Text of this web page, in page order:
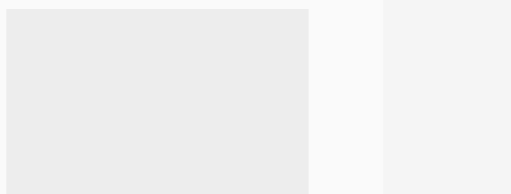
Privacidade do Canaltech.